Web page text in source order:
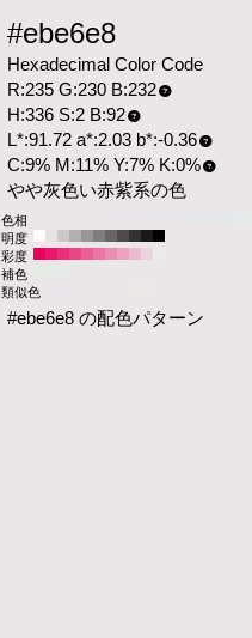
#ebe6e8
Hexadecimal Color Code
R:235 G:230 B:232
H:336 S:2 B:92
L*:91.72 a*:2.03 b*:-0.36
C:9% M:11% Y:7% K:0%
やや灰色い赤紫系の色
色相
明度
彩度
補色
類似色
#ebe6e8 の配色パターン